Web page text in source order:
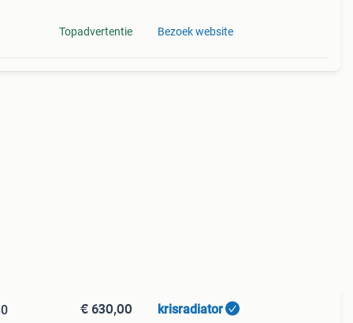
Topadvertentie Bezoek website
€ 630,00 krisradiator